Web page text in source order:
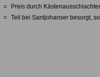
=
Preis durch
= Teil bei Santjohanser besorgt,